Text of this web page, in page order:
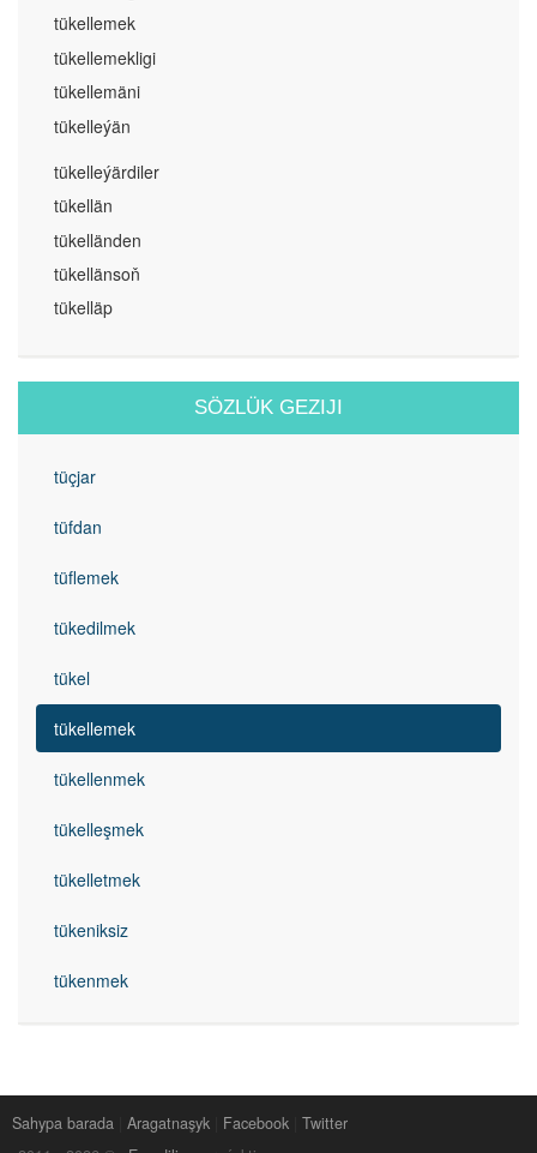
tükellemek
tükellemekligi
tükellemäni
tükelleýän
tükelleýärdiler
tükellän
tükelländen
tükellänsoň
tükelläp
SÖZLÜK GEZIJI
tüçjar
tüfdan
tüflemek
tükedilmek
tükel
tükellemek
tükellenmek
tükelleşmek
tükelletmek
tükeniksiz
tükenmek
Sahypa barada Aragatnaşyk Facebook
Twitter